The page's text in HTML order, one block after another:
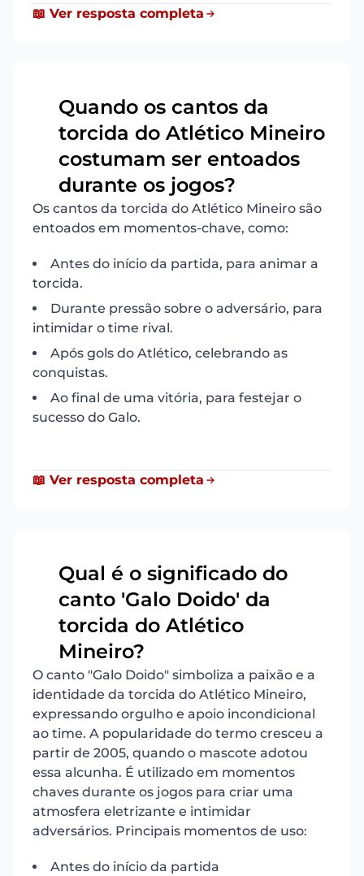
📖 Ver resposta completa
Quando os cantos da
torcida do Atlético Mineiro
costumam ser entoados
durante os jogos?
Os cantos da torcida do Atlético Mineiro são
entoados em momentos-chave, como:
Antes do início da partida, para animar a
torcida.
Durante pressão sobre o adversário, para
intimidar o time rival.
Após gols do Atlético, celebrando as
conquistas.
Ao final de uma vitória, para festejar o
sucesso do Galo.
📖 Ver resposta completa
Qual é o significado do
canto 'Galo Doido' da
torcida do Atlético
Mineiro?
O canto "Galo Doido" simboliza a paixão e a
identidade da torcida do Atlético Mineiro,
expressando orgulho e apoio incondicional
ao time. A popularidade do termo cresceu a
partir de 2005, quando o mascote adotou
essa alcunha. É utilizado em momentos
chaves durante os jogos para criar uma
atmosfera eletrizante e intimidar
adversários. Principais momentos de uso:
Antes do início da partida